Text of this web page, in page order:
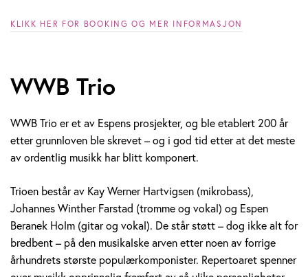
KLIKK HER FOR BOOKING OG MER INFORMASJON
WWB Trio
WWB Trio er et av Espens prosjekter, og ble etablert 200 år
etter grunnloven ble skrevet – og i god tid etter at det meste
av ordentlig musikk har blitt komponert.
Trioen består av Kay Werner Hartvigsen (mikrobass),
Johannes Winther Farstad (tromme og vokal) og Espen
Beranek Holm (gitar og vokal). De står støtt – dog ikke alt for
bredbent – på den musikalske arven etter noen av forrige
århundrets største populærkomponister. Repertoaret spenner